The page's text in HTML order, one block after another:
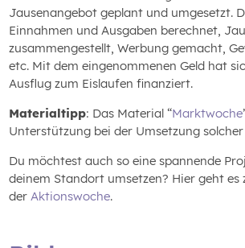
Jausenangebot geplant und umgesetzt.
Einnahmen und Ausgaben berechnet,
zusammengestellt, Werbung gemacht,
etc. Mit dem eingenommenen Geld hat
Ausflug zum Eislaufen finanziert.
Materialtipp: Das Material “Marktwoche
Unterstützung bei der Umsetzung
Du möchtest auch so eine spannende
deinem Standort umsetzen? Hier geht es
derAktionswoche.